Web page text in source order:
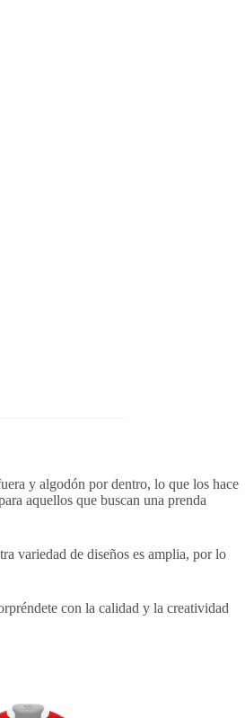
y algodón por dentro, lo que los hace
aquellos que buscan una prenda
variedad de diseños es amplia, por lo
con la calidad y la creatividad